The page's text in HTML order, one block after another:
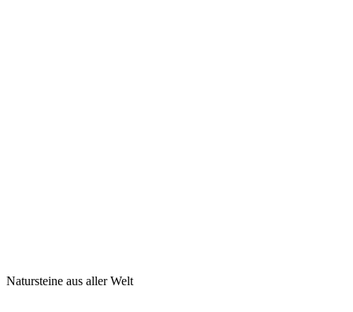
Natursteine aus aller Welt